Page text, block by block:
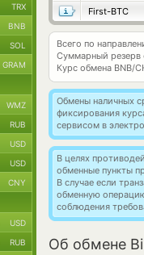
First-BTC
Всего по
Суммарный резерв
Курс обмена BNB/
Обмены наличных
фиксирования
сервисом в
В целях
обменные пункты
В случае если
обменную
соблюдения
Об обмене
TRX
BNB
SOL
GRAM
WMZ
RUB
USD
USD
CNY
USD
RUB